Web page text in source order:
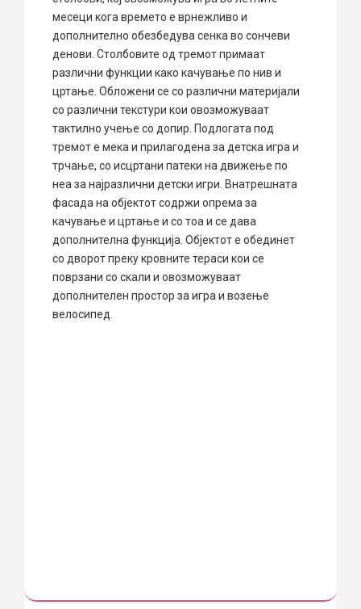
месеци кога времето е врнежливо и
дополнително обезбедува сенка во сончеви
денови. Столбовите од тремот примаат
различни функции како качување по нив и
цртање. Обложени се со различни материјали
со различни текстури кои овозможуваат
тактилно учење со допир. Подлогата под
тремот е мека и прилагодена за детска игра и
трчање, со исцртани патеки на движење по
неа за најразлични детски игри. Внатрешната
фасада на објектот содржи опрема за
качување и цртање и со тоа и се дава
дополнителна функција. Објектот е обединет
со дворот преку кровните тераси кои се
поврзани со скали и овозможуваат
дополнителен простор за игра и возење
велосипед.